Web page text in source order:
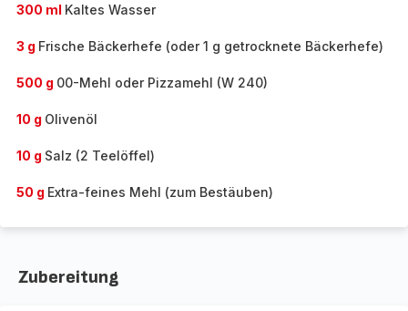
300 ml Kaltes Wasser
3 g Frische Bäckerhefe (oder 1 g getrocknete Bäckerhefe)
500 g 00-Mehl oder Pizzamehl (W 240)
10 g Olivenöl
10 g Salz (2 Teelöffel)
50 g Extra-feines Mehl (zum Bestäuben)
Zubereitung